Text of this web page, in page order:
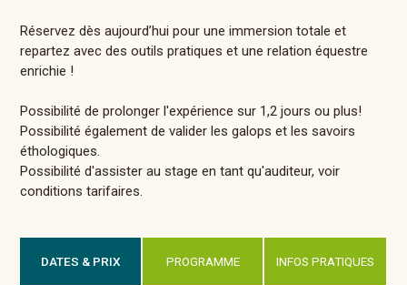
Réservez dès aujourd’hui pour une immersion totale et
repartez avec des outils pratiques et une relation équestre
enrichie !
Possibilité de prolonger l'expérience sur 1,2 jours ou plus!
Possibilité également de valider les galops et les savoirs
éthologiques.
Possibilité d'assister au stage en tant qu'auditeur, voir
conditions tarifaires.
DATES & PRIX PROGRAMME INFOS PRATIQUES